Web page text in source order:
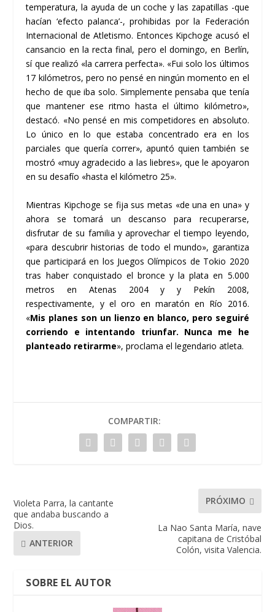
temperatura, la ayuda de un coche y las zapatillas -que
hacían ‘efecto palanca’-, prohibidas por la Federación
Internacional de Atletismo. Entonces Kipchoge acusó el
cansancio en la recta final, pero el domingo, en Berlín,
sí que realizó «la carrera perfecta». «Fui solo los últimos
17 kilómetros, pero no pensé en ningún momento en el
hecho de que iba solo. Simplemente pensaba que tenía
que mantener ese ritmo hasta el último kilómetro»,
destacó. «No pensé en mis competidores en absoluto.
Lo único en lo que estaba concentrado era en los
parciales que quería correr», apuntó quien también se
mostró «muy agradecido a las liebres», que le apoyaron
en su desafío «hasta el kilómetro 25».
Mientras Kipchoge se fija sus metas «de una en una» y
ahora se tomará un descanso para recuperarse,
disfrutar de su familia y aprovechar el tiempo leyendo,
«para descubrir historias de todo el mundo», garantiza
que participará en los Juegos Olímpicos de Tokio 2020
tras haber conquistado el bronce y la plata en 5.000
metros en Atenas 2004 y y Pekín 2008,
respectivamente, y el oro en maratón en Río 2016.
«Mis planes son un lienzo en blanco, pero seguiré
corriendo e intentando triunfar. Nunca me he
planteado retirarme», proclama el legendario atleta.
COMPARTIR:
Violeta Parra, la cantante
que andaba buscando a
Dios.
ANTERIOR
PRÓXIMO
La Nao Santa María, nave
capitana de Cristóbal
Colón, visita Valencia.
SOBRE EL AUTOR